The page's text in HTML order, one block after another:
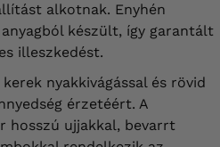
alkotnak. Enyhén
készült, így garantált
illeszkedést.
nyakkivágással és rövid
érzetéért. A
hosszú ujjakkal, bevarrt